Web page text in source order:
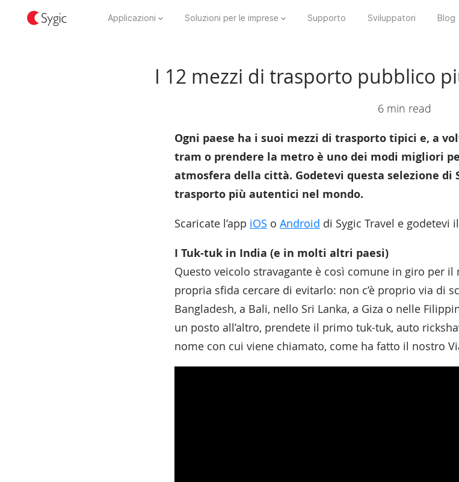
Applicazioni Soluzioni per le imprese Supporto Sviluppatori Blog
I 12 mezzi di trasporto pubblico
6 min read
Ogni paese ha i suoi mezzi di trasporto tipici e, a
tram o prendere la metro è uno dei modi migliori
atmosfera della città. Godetevi questa selezione di
trasporto più autentici nel mondo.
Scaricate l’app iOS o Android di Sygic Travel e godetevi
I Tuk-tuk in India (e in molti altri paesi)
Questo veicolo stravagante è così comune in giro per
propria sfida cercare di evitarlo: non c’è proprio via di
Bangladesh, a Bali, nello Sri Lanka, a Giza o nelle
un posto all’altro, prendete il primo tuk-tuk, auto
nome con cui viene chiamato, come ha fatto il nostro